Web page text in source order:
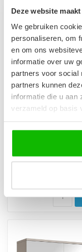
Deze website
We gebruiken
personaliseren, om
en om ons
informatie over uw
partners voor social
partners kunnen
informatie die u aan
verzameld op basis
14 x 60 cm - eiken
Brede spiegelkast
soft-close
glazen legplanken.